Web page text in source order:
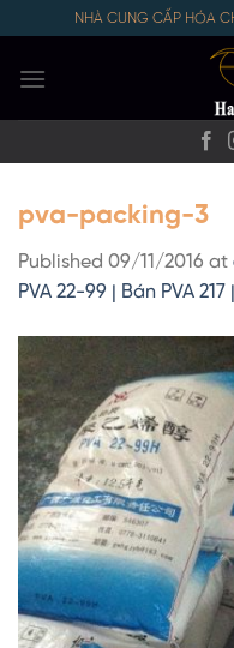
content
NHÀ CUNG CẤP HÓA
pva-packing-3
Published 09/11/2016 at
PVA 22-99 | Bán PVA 217